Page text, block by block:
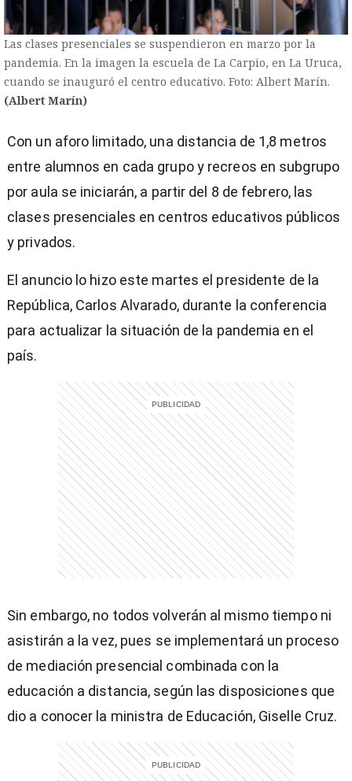
Las clases presenciales se suspendieron en marzo por la
pandemia. En la imagen la escuela de La Carpio, en La Uruca,
cuando se inauguró el centro educativo. Foto: Albert Marín.
(Albert Marín)
Con un aforo limitado, una distancia de 1,8 metros
entre alumnos en cada grupo y recreos en subgrupo
por aula se iniciarán, a partir del 8 de febrero, las
clases presenciales en centros educativos públicos
y privados.
El anuncio lo hizo este martes el presidente de la
República, Carlos Alvarado, durante la conferencia
para actualizar la situación de la pandemia en el
país.
Sin embargo, no todos volverán al mismo tiempo ni
asistirán a la vez, pues se implementará un proceso
de mediación presencial combinada con la
educación a distancia, según las disposiciones que
dio a conocer la ministra de Educación, Giselle Cruz.